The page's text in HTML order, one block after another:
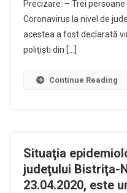
Precizare: – Trei
Coronavirus la nivel de
acestea a fost declarată
poliţişti din […]
Continue Reading
Situaţia
judeţului Bistriţa-
23.04.2020, este